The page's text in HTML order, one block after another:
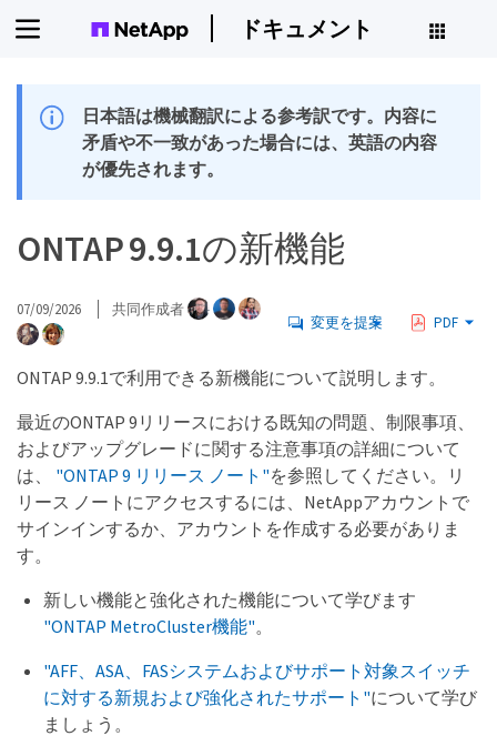
ドキュメント
日本語は機械翻訳による参考訳です。内容に
矛盾や不一致があった場合には、英語の内容
が優先されます。
ONTAP 9.9.1の新機能
07/09/2026 共同作成者
変更を提案 PDF
ONTAP 9.9.1で利用できる新機能について説明します。
最近のONTAP 9リリースにおける既知の問題、制限事項、
およびアップグレードに関する注意事項の詳細について
は、 "ONTAP 9 リリース ノート"を参照してください。リ
リース ノートにアクセスするには、NetAppアカウントで
サインインするか、アカウントを作成する必要がありま
す。
新しい機能と強化された機能について学びます
"ONTAP MetroCluster機能"。
"AFF、ASA、FASシステムおよびサポート対象スイッチ
に対する新規および強化されたサポート"について学び
ましょう。